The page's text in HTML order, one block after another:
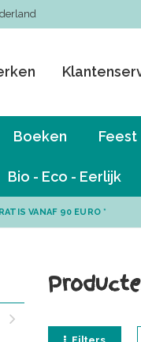
Boeken Feest
Bio - Eco - Eerlijk
VANAF 90 EURO *